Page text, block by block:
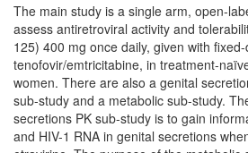
The main study is a single arm, open-
assess antiretroviral activity and
125) 400 mg once daily, given with
tenofovir/emtricitabine, in treatment-
women. There are also a genital
sub-study and a metabolic sub-study.
secretions PK sub-study is to gain
and HIV-1 RNA in genital secretions